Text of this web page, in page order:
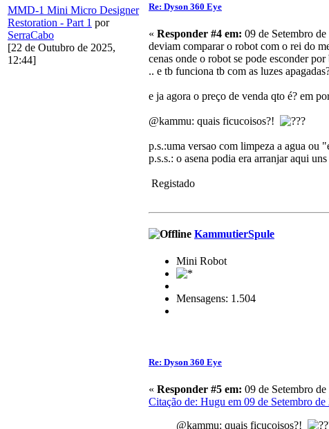
MMD-1 Mini Micro Designer
Restoration - Part 1 por
SerraCabo
[22 de Outubro de 2025,
12:44]
Re: Dyson 360 Eye
« Responder #4 em: 09 de Setembro
deviam comparar o robot com o rei do
cenas onde o robot se pode esconder
.. e tb funciona tb com as luzes
e ja agora o preço de venda qto é? em
@kammu: quais ficucoisos?!
p.s.:uma versao com limpeza a agua ou
p.s.s.: o asena podia era arranjar aqui
Registado
KammutierSpule
Mini Robot
Mensagens: 1.504
Re: Dyson 360 Eye
« Responder #5 em: 09 de Setembro
Citação de: Hugu em 09 de Setembro
@kammu: quais ficucoisos?!